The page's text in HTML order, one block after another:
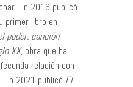
En 2016 publicó
primer libro en
poder: canción
XX, obra que ha
relación con
En 2021 publicó El